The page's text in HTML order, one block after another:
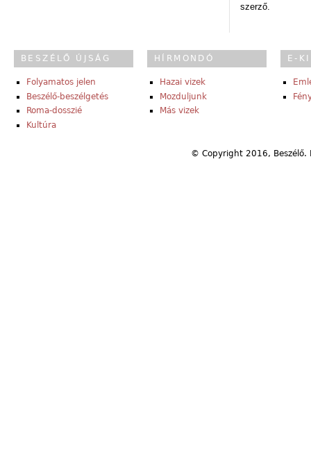
szerző.
BESZÉLŐ ÚJSÁG
Folyamatos jelen
Beszélő-beszélgetés
Roma-dosszié
Kultúra
HÍRMONDÓ
Hazai vizek
Mozduljunk
Más vizek
E-
© Copyright 2016,